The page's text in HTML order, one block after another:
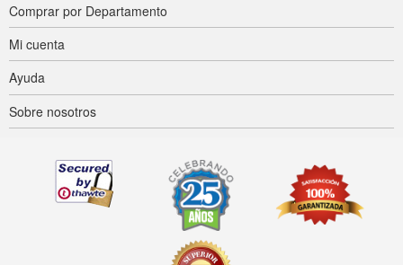
Comprar por Departamento
Mi cuenta
Ayuda
Sobre nosotros